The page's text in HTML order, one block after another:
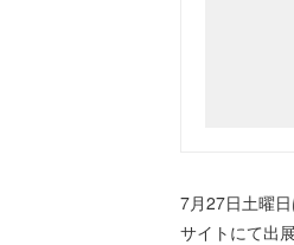
7月27日土曜
サイトにて出